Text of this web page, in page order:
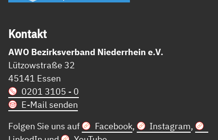
Kon­takt
AWO Bezirksverband Niederrhein e.V.
Lützowstraße 32
45141 Essen
0201 3105 - 0
E-Mail senden
Folgen Sie uns auf
Facebook, Instagram,